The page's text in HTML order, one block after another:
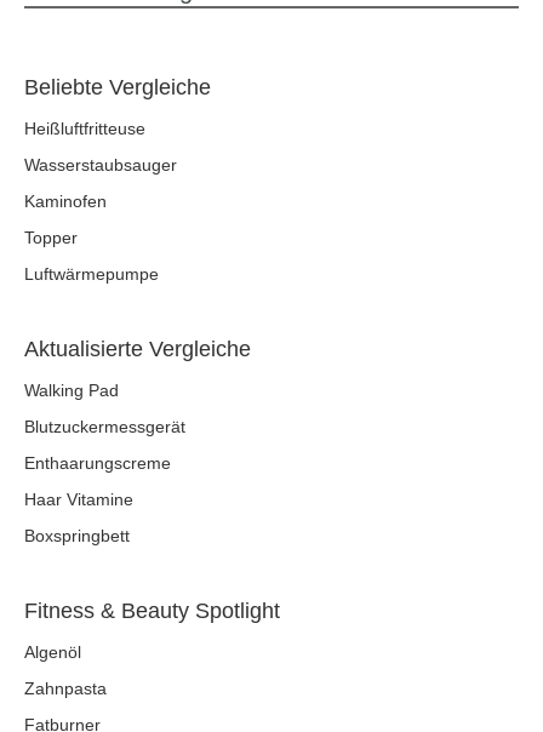
Beliebte Vergleiche
Heißluftfritteuse
Wasserstaubsauger
Kaminofen
Topper
Luftwärmepumpe
Aktualisierte Vergleiche
Walking Pad
Blutzuckermessgerät
Enthaarungscreme
Haar Vitamine
Boxspringbett
Fitness & Beauty Spotlight
Algenöl
Zahnpasta
Fatburner